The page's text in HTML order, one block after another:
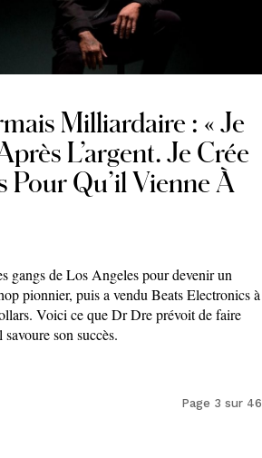
Milliardaire : « Je
L’argent. Je Crée
Pour Qu’il Vienne À
gangs de Los Angeles pour devenir un
pionnier, puis a vendu Beats Electronics à
Voici ce que Dr Dre prévoit de faire
son succès.
Page 3 sur 46